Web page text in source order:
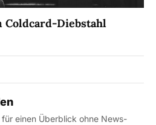
Coldcard-Diebstahl
einen Überblick ohne News-